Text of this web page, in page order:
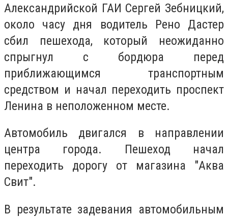
Александрийской ГАИ Сергей Зебницкий,
около часу дня водитель Рено Дастер
сбил пешехода, который неожиданно
спрыгнул с бордюра перед
приближающимся транспортным
средством и начал переходить проспект
Ленина в неположенном месте.
Автомобиль двигался в направлении
центра города. Пешеход начал
переходить дорогу от магазина "Аква
Свит".
В результате задевания автомобильным